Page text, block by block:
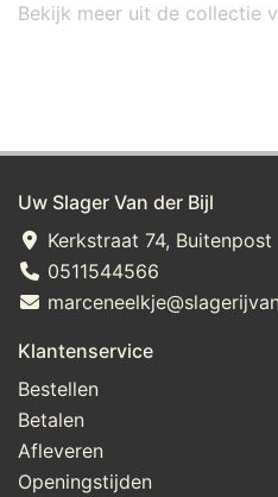
Bekijk meer uit de collectie
Uw Slager Van der Bijl
Kerkstraat 74, Buitenpost
0511544566
Klantenservice
Bestellen
Betalen
Afleveren
Openingstijden